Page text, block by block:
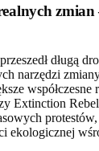
przeszedł długą
narzędzi
Extinction
ekologicznej